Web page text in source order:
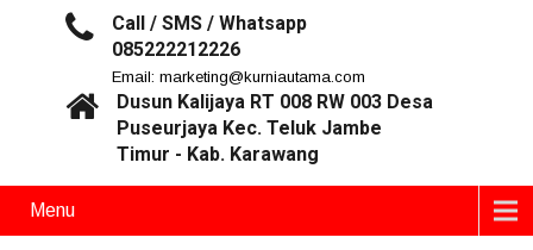
Call / SMS / Whatsapp
085222212226
Email: marketing@kurniautama.com
Dusun Kalijaya RT 008 RW 003 Desa
Puseurjaya Kec. Teluk Jambe
Timur - Kab. Karawang
Menu